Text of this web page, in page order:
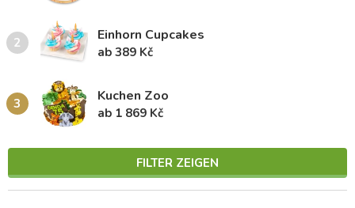
2 Einhorn Cupcakes
ab 389 Kč
3 Kuchen Zoo
ab 1 869 Kč
FILTER ZEIGEN